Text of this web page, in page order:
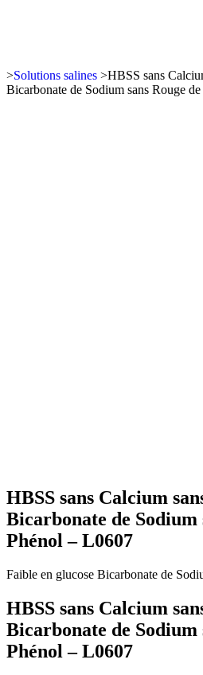
>Solutions salines >HBSS sans
Bicarbonate de Sodium sans Rouge
HBSS sans Calcium
Bicarbonate de Sodium
Phénol – L0607
Faible en glucose Bicarbonate de
HBSS sans Calcium
Bicarbonate de Sodium
Phénol – L0607